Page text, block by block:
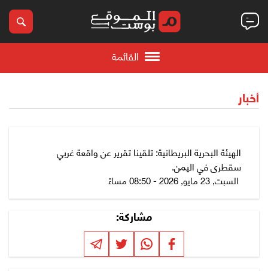
القائمة
أخبار
‏الهيئة البحرية البريطانية: تلقينا تقرير عن واقعة غربي
سقطرى في اليمن.
السبت, 23 مايو, 2026 - 08:50 مساءً
مشاركة: